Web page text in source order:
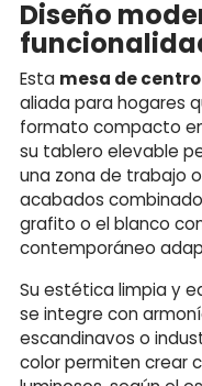
Diseño
Esta mesa de
aliada para hogares
formato compacto
su tablero elevable
una zona de trabajo
acabados
grafito o el blanco
contemporáneo
Su estética limpia y
se integre con
escandinavos o
color permiten crear